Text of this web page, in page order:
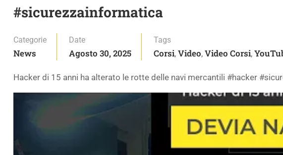
#sicurezzainformatica
Categorie
News
Date
Agosto 30, 2025
Tags
Corsi, Video, Video Corsi,
Hacker di 15 anni ha alterato le rotte delle navi mercantili #hacker